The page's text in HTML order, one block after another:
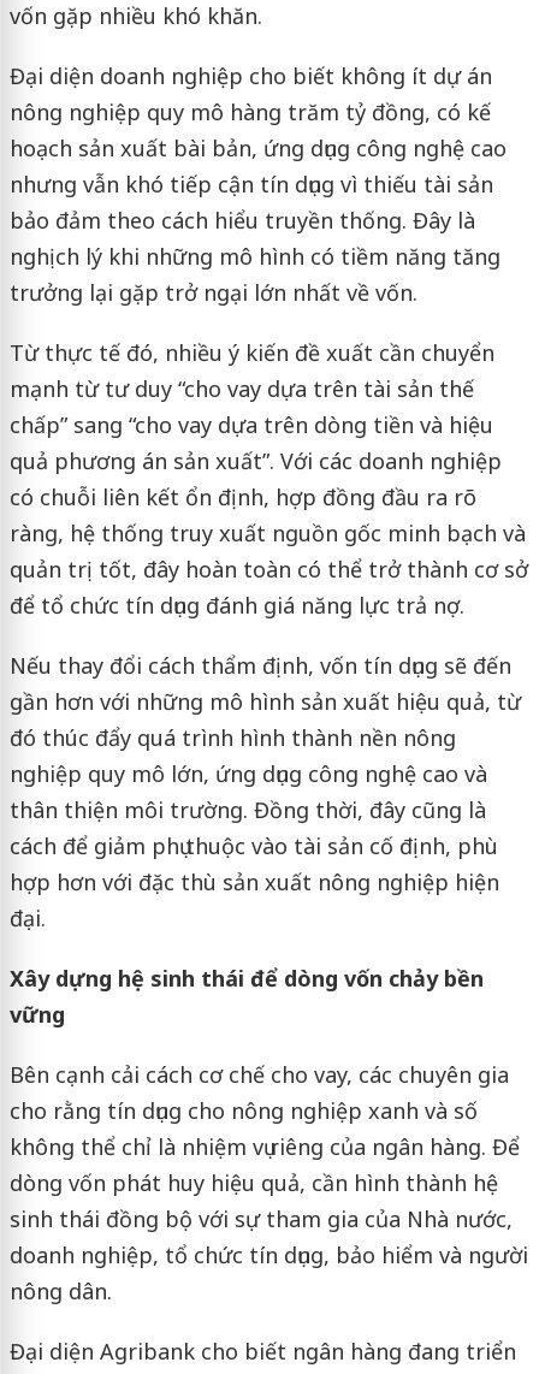
vốn gặp nhiều khó khăn.
Đại diện doanh nghiệp cho biết không ít dự án
nông nghiệp quy mô hàng trăm tỷ đồng, có kế
hoạch sản xuất bài bản, ứng dụng công nghệ cao
nhưng vẫn khó tiếp cận tín dụng vì thiếu tài sản
bảo đảm theo cách hiểu truyền thống. Đây là
nghịch lý khi những mô hình có tiềm năng tăng
trưởng lại gặp trở ngại lớn nhất về vốn.
Từ thực tế đó, nhiều ý kiến đề xuất cần chuyển
mạnh từ tư duy “cho vay dựa trên tài sản thế
chấp” sang “cho vay dựa trên dòng tiền và hiệu
quả phương án sản xuất”. Với các doanh nghiệp
có chuỗi liên kết ổn định, hợp đồng đầu ra rõ
ràng, hệ thống truy xuất nguồn gốc minh bạch và
quản trị tốt, đây hoàn toàn có thể trở thành cơ sở
để tổ chức tín dụng đánh giá năng lực trả nợ.
Nếu thay đổi cách thẩm định, vốn tín dụng sẽ đến
gần hơn với những mô hình sản xuất hiệu quả, từ
đó thúc đẩy quá trình hình thành nền nông
nghiệp quy mô lớn, ứng dụng công nghệ cao và
thân thiện môi trường. Đồng thời, đây cũng là
cách để giảm phụ thuộc vào tài sản cố định, phù
hợp hơn với đặc thù sản xuất nông nghiệp hiện
đại.
Xây dựng hệ sinh thái để dòng vốn chảy bền
vững
Bên cạnh cải cách cơ chế cho vay, các chuyên gia
cho rằng tín dụng cho nông nghiệp xanh và số
không thể chỉ là nhiệm vụ riêng của ngân hàng. Để
dòng vốn phát huy hiệu quả, cần hình thành hệ
sinh thái đồng bộ với sự tham gia của Nhà nước,
doanh nghiệp, tổ chức tín dụng, bảo hiểm và người
nông dân.
Đại diện Agribank cho biết ngân hàng đang triển